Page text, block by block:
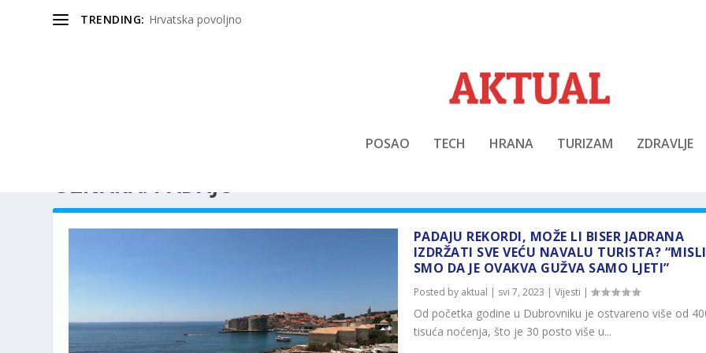
TRENDING: Hrvatska povoljno
POSAO TECH HRANA TURIZAM ZDRAVLJE
OZNAKA: PADAJU
PADAJU REKORDI, MOŽE LI BISER JADRANA
IZDRŽATI SVE VEĆU NAVALU TURISTA?
SMO DA JE OVAKVA GUŽVA SAMO LJETI”
Posted by aktual | svi 7, 2023 | Vijesti |
Od početka godine u Dubrovniku je ostvareno više od
tisuća noćenja, što je 30 posto više u...